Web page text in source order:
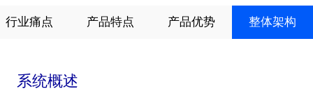
行业痛点 产品特点 产品优势 整体架构
系统概述